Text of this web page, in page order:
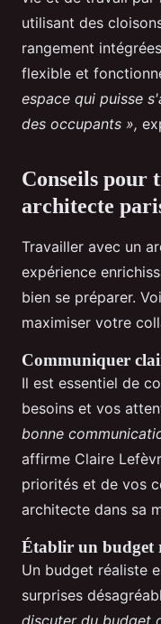
utilisant des
rangement
flexible et
espace qui puisse
des occupants »,
Conseils pour
architecte
Travailler avec un
expérience
bien se préparer.
maximiser votre
Communiquer
Il est essentiel de
besoins et vos
bonne
affirme Claire
priorités et de vos
architecte dans sa
Établir un budget
Un budget réaliste
surprises
discuter du budget